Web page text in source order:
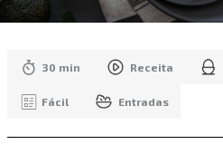
30 min Receita
Fácil Entradas